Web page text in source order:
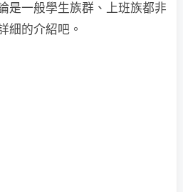
是一般學生族群、上班族都非
細的介紹吧。